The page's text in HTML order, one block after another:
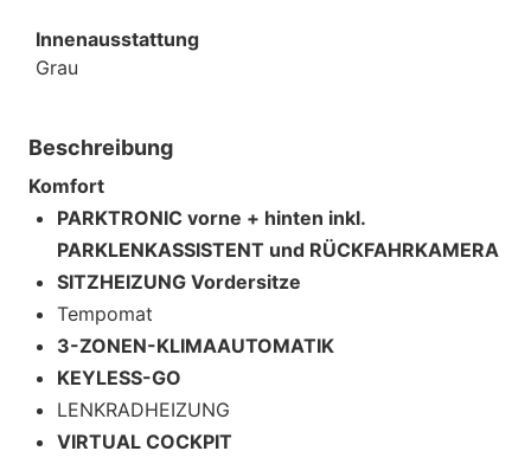
Innenausstattung
Grau
Beschreibung
Komfort
PARKTRONIC vorne + hinten inkl.
PARKLENKASSISTENT und RÜCKFAHRKAMERA
SITZHEIZUNG Vordersitze
Tempomat
3-ZONEN-KLIMAAUTOMATIK
KEYLESS-GO
LENKRADHEIZUNG
VIRTUAL COCKPIT